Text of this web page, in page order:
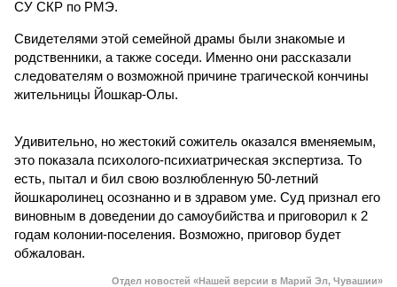
СУ СКР по РМЭ.
Свидетелями этой семейной драмы были знакомые и
родственники, а также соседи. Именно они рассказали
следователям о возможной причине трагической кончины
жительницы Йошкар-Олы.
Удивительно, но жестокий сожитель оказался вменяемым,
это показала психолого-психиатрическая экспертиза. То
есть, пытал и бил свою возлюбленную 50-летний
йошкаролинец осознанно и в здравом уме. Суд признал его
виновным в доведении до самоубийства и приговорил к 2
годам колонии-поселения. Возможно, приговор будет
обжалован.
Отдел новостей «Нашей версии в Марий Эл, Чувашии»